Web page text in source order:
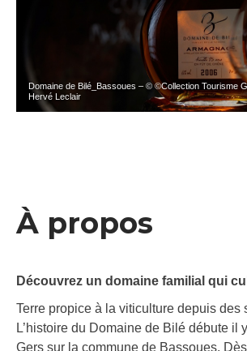
Domaine de Bilé_Bassoues – © ©Collection Tourisme
Hervé Leclair
À propos
Découvrez un domaine familial qui
Terre propice à la viticulture depuis
L’histoire du Domaine de Bilé débute
Gers sur la commune de Bassoues.